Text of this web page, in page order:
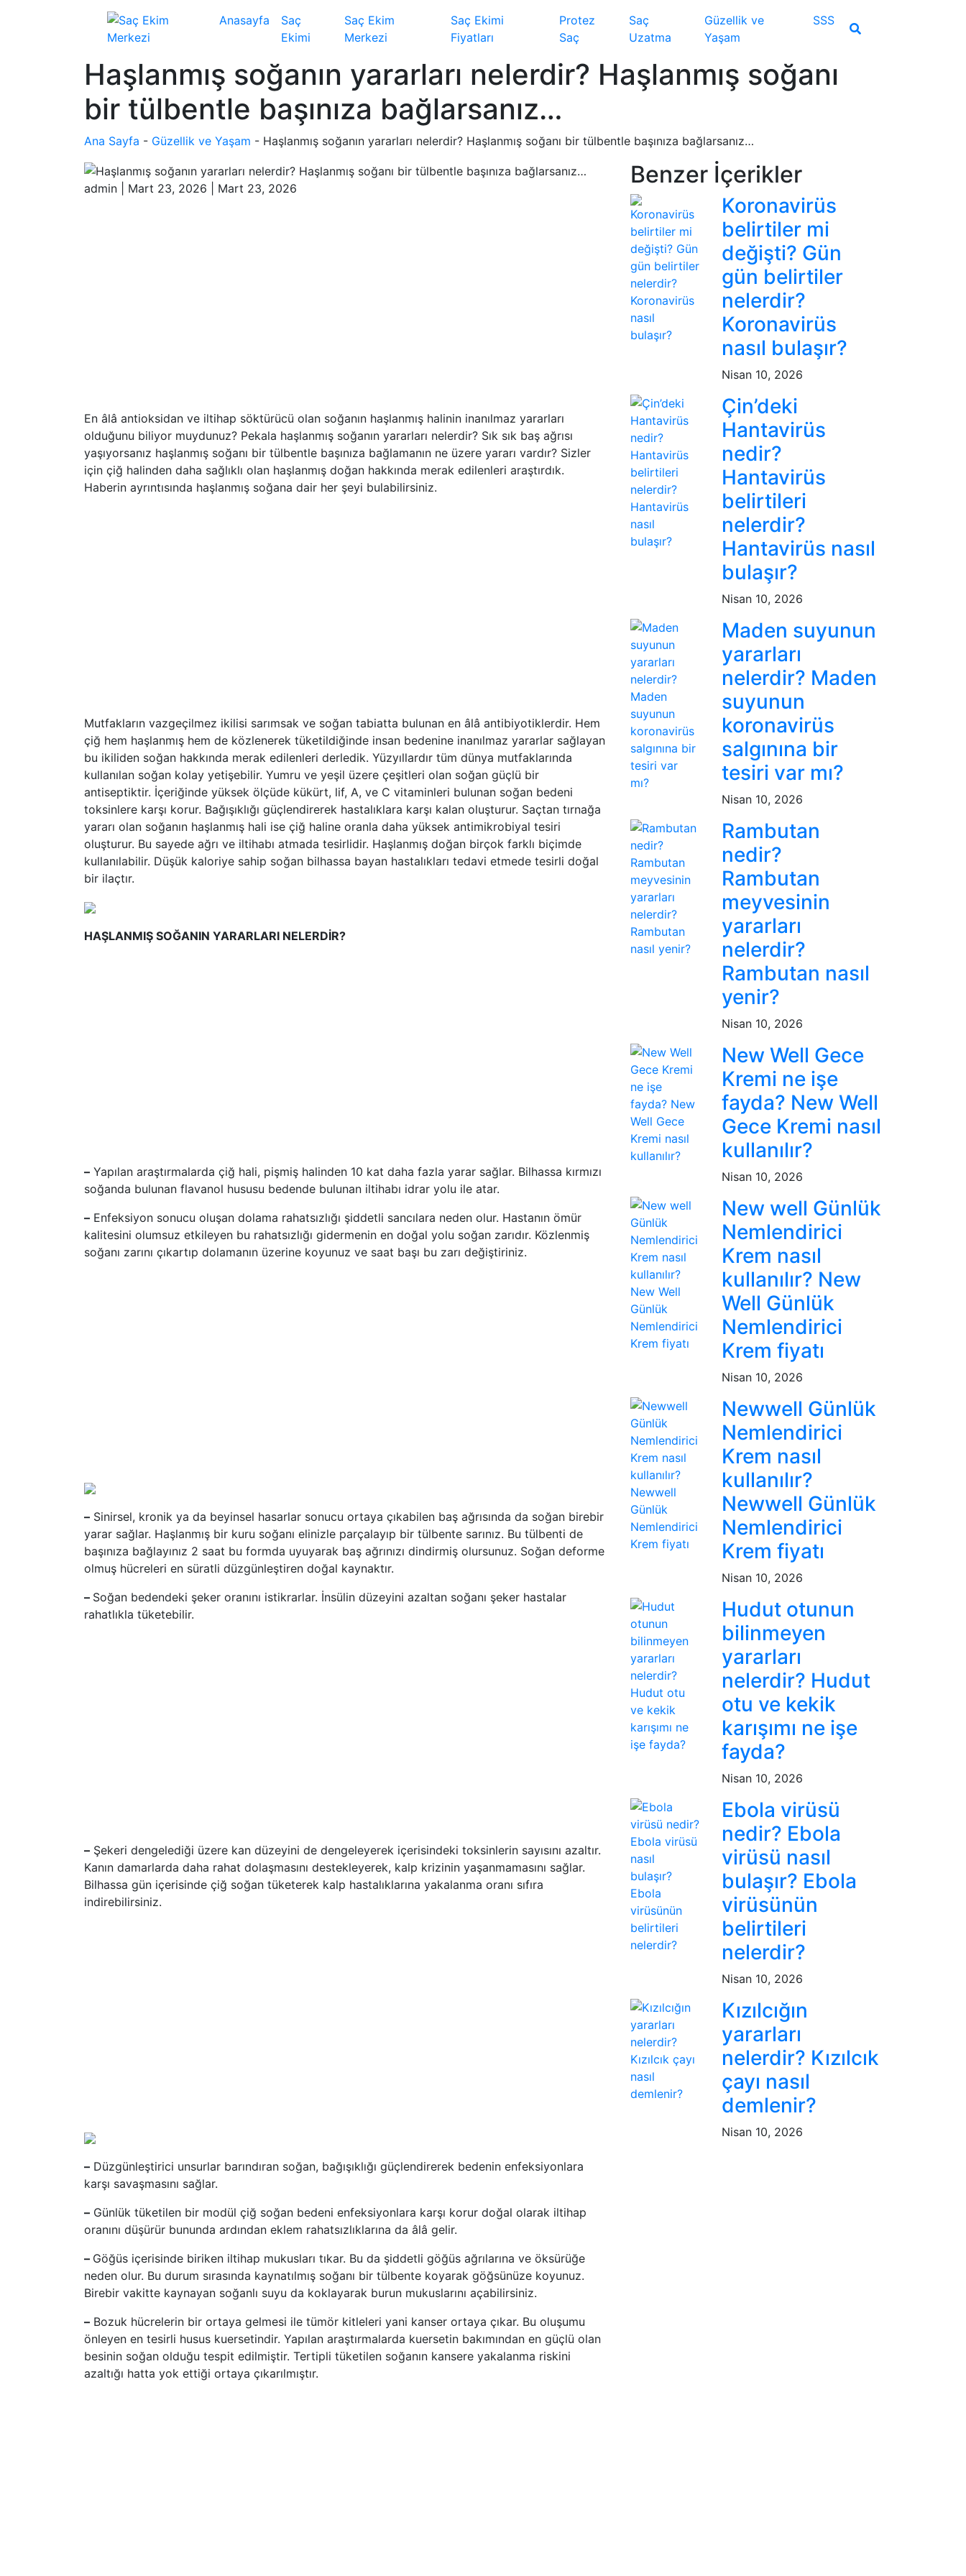
Anasayfa
Saç
Ekimi
Saç Ekim
Merkezi
Saç Ekimi
Fiyatları
Protez
Saç
Saç
Uzatma
Güzellik ve
Yaşam
SSS
Haşlanmış soğanın yararları nelerdir? Haşlanmış soğanı
bir tülbentle başınıza bağlarsanız…
Ana Sayfa - Güzellik ve Yaşam - Haşlanmış soğanın yararları nelerdir? Haşlanmış soğanı bir tülbentle başınıza bağlarsanız…
admin Mart 23, 2026 Mart 23, 2026
En âlâ antioksidan ve iltihap söktürücü olan soğanın haşlanmış halinin inanılmaz yararları
olduğunu biliyor muydunuz? Pekala haşlanmış soğanın yararları nelerdir? Sık sık baş ağrısı
yaşıyorsanız haşlanmış soğanı bir tülbentle başınıza bağlamanın ne üzere yararı vardır? Sizler
için çiğ halinden daha sağlıklı olan haşlanmış doğan hakkında merak edilenleri araştırdık.
Haberin ayrıntısında haşlanmış soğana dair her şeyi bulabilirsiniz.
Mutfakların vazgeçilmez ikilisi sarımsak ve soğan tabiatta bulunan en âlâ antibiyotiklerdir. Hem
çiğ hem haşlanmış hem de közlenerek tüketildiğinde insan bedenine inanılmaz yararlar sağlayan
bu ikiliden soğan hakkında merak edilenleri derledik. Yüzyıllardır tüm dünya mutfaklarında
kullanılan soğan kolay yetişebilir. Yumru ve yeşil üzere çeşitleri olan soğan güçlü bir
antiseptiktir. İçeriğinde yüksek ölçüde kükürt, lif, A, ve C vitaminleri bulunan soğan bedeni
toksinlere karşı korur. Bağışıklığı güçlendirerek hastalıklara karşı kalan oluşturur. Saçtan tırnağa
yararı olan soğanın haşlanmış hali ise çiğ haline oranla daha yüksek antimikrobiyal tesiri
oluşturur. Bu sayede ağrı ve iltihabı atmada tesirlidir. Haşlanmış doğan birçok farklı biçimde
kullanılabilir. Düşük kaloriye sahip soğan bilhassa bayan hastalıkları tedavi etmede tesirli doğal
bir ilaçtır.
HAŞLANMIŞ SOĞANIN YARARLARI NELERDİR?
– Yapılan araştırmalarda çiğ hali, pişmiş halinden 10 kat daha fazla yarar sağlar. Bilhassa kırmızı
soğanda bulunan flavanol hususu bedende bulunan iltihabı idrar yolu ile atar.
– Enfeksiyon sonucu oluşan dolama rahatsızlığı şiddetli sancılara neden olur. Hastanın ömür
kalitesini olumsuz etkileyen bu rahatsızlığı gidermenin en doğal yolu soğan zarıdır. Közlenmiş
soğanı zarını çıkartıp dolamanın üzerine koyunuz ve saat başı bu zarı değiştiriniz.
– Sinirsel, kronik ya da beyinsel hasarlar sonucu ortaya çıkabilen baş ağrısında da soğan birebir
yarar sağlar. Haşlanmış bir kuru soğanı elinizle parçalayıp bir tülbente sarınız. Bu tülbenti de
başınıza bağlayınız 2 saat bu formda uyuyarak baş ağrınızı dindirmiş olursunuz. Soğan deforme
olmuş hücreleri en süratli düzgünleştiren doğal kaynaktır.
– Soğan bedendeki şeker oranını istikrarlar. İnsülin düzeyini azaltan soğanı şeker hastalar
rahatlıkla tüketebilir.
– Şekeri dengelediği üzere kan düzeyini de dengeleyerek içerisindeki toksinlerin sayısını azaltır.
Kanın damarlarda daha rahat dolaşmasını destekleyerek, kalp krizinin yaşanmamasını sağlar.
Bilhassa gün içerisinde çiğ soğan tüketerek kalp hastalıklarına yakalanma oranı sıfıra
indirebilirsiniz.
– Düzgünleştirici unsurlar barındıran soğan, bağışıklığı güçlendirerek bedenin enfeksiyonlara
karşı savaşmasını sağlar.
– Günlük tüketilen bir modül çiğ soğan bedeni enfeksiyonlara karşı korur doğal olarak iltihap
oranını düşürür bununda ardından eklem rahatsızlıklarına da âlâ gelir.
– Göğüs içerisinde biriken iltihap mukusları tıkar. Bu da şiddetli göğüs ağrılarına ve öksürüğe
neden olur. Bu durum sırasında kaynatılmış soğanı bir tülbente koyarak göğsünüze koyunuz.
Birebir vakitte kaynayan soğanlı suyu da koklayarak burun mukuslarını açabilirsiniz.
– Bozuk hücrelerin bir ortaya gelmesi ile tümör kitleleri yani kanser ortaya çıkar. Bu oluşumu
önleyen en tesirli husus kuersetindir. Yapılan araştırmalarda kuersetin bakımından en güçlü olan
besinin soğan olduğu tespit edilmiştir. Tertipli tüketilen soğanın kansere yakalanma riskini
azaltığı hatta yok ettiği ortaya çıkarılmıştır.
Benzer İçerikler
Koronavirüs
belirtiler mi
değişti? Gün
gün belirtiler
nelerdir?
Koronavirüs
nasıl bulaşır?
Nisan 10, 2026
Çin’deki
Hantavirüs
nedir?
Hantavirüs
belirtileri
nelerdir?
Hantavirüs nasıl
bulaşır?
Nisan 10, 2026
Maden suyunun
yararları
nelerdir? Maden
suyunun
koronavirüs
salgınına bir
tesiri var mı?
Nisan 10, 2026
Rambutan
nedir?
Rambutan
meyvesinin
yararları
nelerdir?
Rambutan nasıl
yenir?
Nisan 10, 2026
New Well Gece
Kremi ne işe
fayda? New Well
Gece Kremi nasıl
kullanılır?
Nisan 10, 2026
New well Günlük
Nemlendirici
Krem nasıl
kullanılır? New
Well Günlük
Nemlendirici
Krem fiyatı
Nisan 10, 2026
Newwell Günlük
Nemlendirici
Krem nasıl
kullanılır?
Newwell Günlük
Nemlendirici
Krem fiyatı
Nisan 10, 2026
Hudut otunun
bilinmeyen
yararları
nelerdir? Hudut
otu ve kekik
karışımı ne işe
fayda?
Nisan 10, 2026
Ebola virüsü
nedir? Ebola
virüsü nasıl
bulaşır? Ebola
virüsünün
belirtileri
nelerdir?
Nisan 10, 2026
Kızılcığın
yararları
nelerdir? Kızılcık
çayı nasıl
demlenir?
Nisan 10, 2026